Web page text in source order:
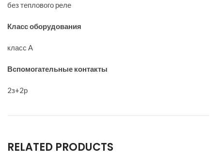
без теплового реле
Класс оборудования
класс А
Вспомогательные контакты
2з+2р
RELATED PRODUCTS